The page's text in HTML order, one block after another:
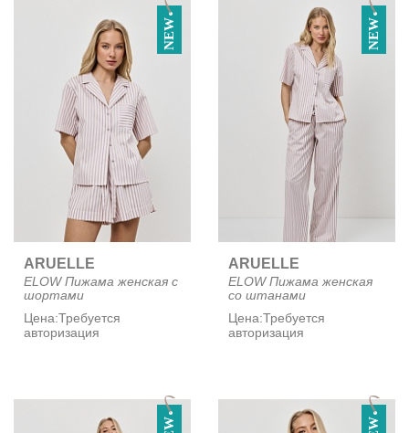
NEW
ARUELLE
ELOW Пижама женская с
шортами
Цена:Требуется
авторизация
NEW
ARUELLE
ELOW Пижама женская
со штанами
Цена:Требуется
авторизация